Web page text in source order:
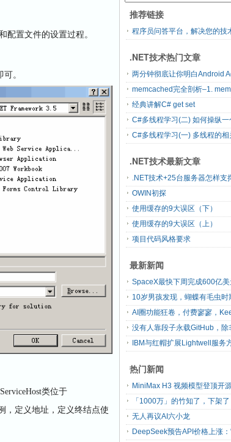
置文件的设置过程。
。
ServiceHost类位于
，定义地址，定义终结点使
推荐链接
程序员问答平台，解决您的技
.NET技术热门文章
两分钟彻底让你明白Android
memcached完全剖析–1.
经典讲解C# get set
C#多线程学习(二) 如何操纵一
C#多线程学习(一) 多线程的相
.NET技术最新文章
.NET技术+25台服务器怎样支
OWIN初探
使用缓存的9大误区（下）
使用缓存的9大误区（上）
项目代码风格要求
最新新闻
SpaceX最快下周完成600亿
10岁男孩发现，蝴蝶有毛虫时
AI圈功能狂卷，付费寥寥，
没有人靠段子永载GitHub，除
热门新闻
「1000万」的竹知了，下架了
无人再议AI六小龙
DeepSeek预告API价格上涨：